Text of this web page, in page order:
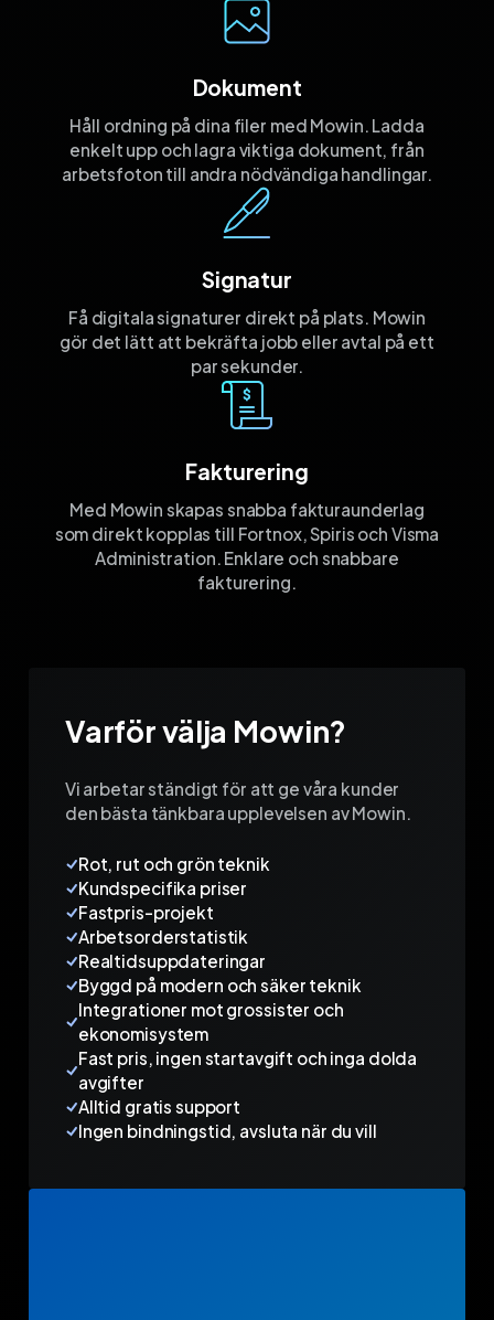
Dokument
Håll ordning på dina filer med Mowin. Ladda
enkelt upp och lagra viktiga dokument, från
arbetsfoton till andra nödvändiga handlingar.
Signatur
Få digitala signaturer direkt på plats. Mowin
gör det lätt att bekräfta jobb eller avtal på ett
par sekunder.
Fakturering
Med Mowin skapas snabba fakturaunderlag
som direkt kopplas till Fortnox, Spiris och Visma
Administration. Enklare och snabbare
fakturering.
Varför välja Mowin?
Vi arbetar ständigt för att ge våra kunder
den bästa tänkbara upplevelsen av Mowin.
Rot, rut och grön teknik
Kundspecifika priser
Fastpris-projekt
Arbetsorderstatistik
Realtidsuppdateringar
Byggd på modern och säker teknik
Integrationer mot grossister och
ekonomisystem
Fast pris, ingen startavgift och inga dolda
avgifter
Alltid gratis support
Ingen bindningstid, avsluta när du vill